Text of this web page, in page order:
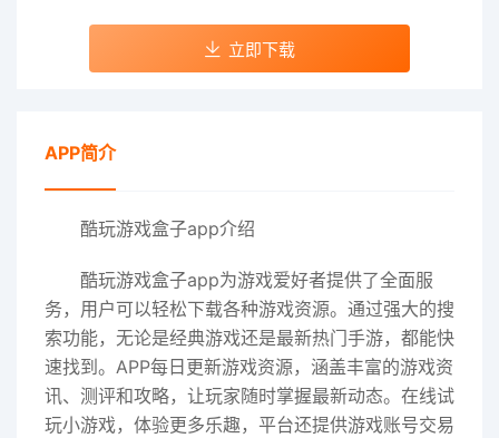
立即下载
APP简介
酷玩游戏盒子app介绍
酷玩游戏盒子app为游戏爱好者提供了全面服
务，用户可以轻松下载各种游戏资源。通过强大的搜
索功能，无论是经典游戏还是最新热门手游，都能快
速找到。APP每日更新游戏资源，涵盖丰富的游戏资
讯、测评和攻略，让玩家随时掌握最新动态。在线试
玩小游戏，体验更多乐趣，平台还提供游戏账号交易